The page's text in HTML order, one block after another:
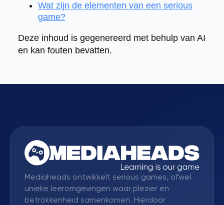
Wat zijn de elementen van een serious
game?
Deze inhoud is gegenereerd met behulp van AI
en kan fouten bevatten.
Mediaheads ontwikkelt serious games, ofwel
unieke leeromgevingen waar plezier en
betrokkenheid samenkomen. Hierdoor